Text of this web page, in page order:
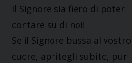
Il Signore sia fiero di poter
contare su di noi!
Se il Signore bussa al vostro
cuore, apritegli subito, pur